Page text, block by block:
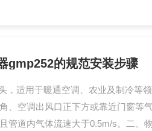
gmp252的规范安装步骤
，适用于暖通空调、农业及制冷
、空调出风口正下方或靠近门窗
管道内气体流速大于0.5m/s。二、